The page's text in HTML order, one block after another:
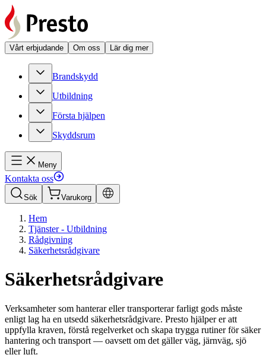
Vårt erbjudande Om oss Lär dig mer
Brandskydd
Utbildning
Första hjälpen
Skyddsrum
Meny
Kontakta oss
Sök Varukorg
Hem
Tjänster - Utbildning
Rådgivning
Säkerhetsrådgivare
Säkerhetsrådgivare
Verksamheter som hanterar eller transporterar farligt gods måste
enligt lag ha en utsedd säkerhetsrådgivare. Presto hjälper er att
uppfylla kraven, förstå regelverket och skapa trygga rutiner för säker
hantering och transport — oavsett om det gäller väg, järnväg, sjö
eller luft.